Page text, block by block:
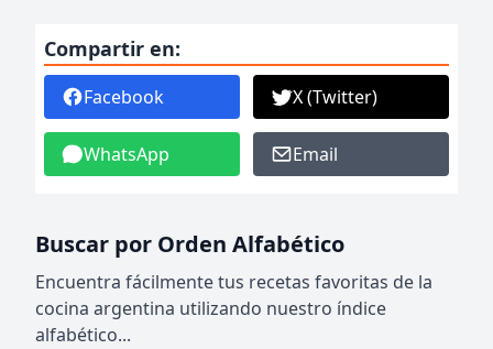
Compartir en:
Facebook X (Twitter)
WhatsApp Email
Buscar por Orden Alfabético
Encuentra fácilmente tus recetas favoritas de la
cocina argentina utilizando nuestro índice
alfabético...